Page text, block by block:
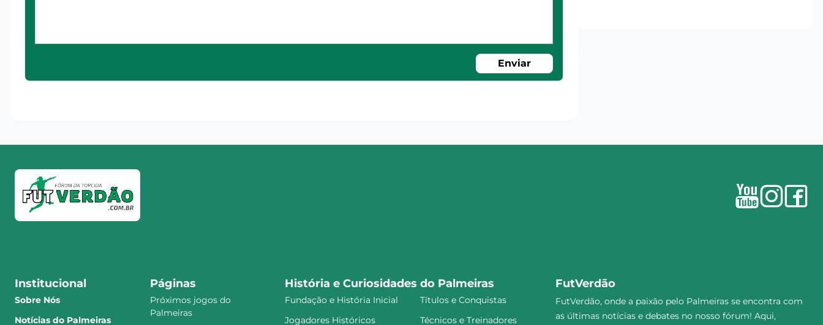
Enviar
Institucional
Sobre Nós
Notícias do Palmeiras
Páginas
Próximos jogos do
Palmeiras
História e Curiosidades do Palmeiras
Fundação e História Inicial
Títulos e Conquistas
Jogadores Históricos
Técnicos e Treinadores
FutVerdão
FutVerdão, onde a paixão pelo Palmeiras se encontra com
as últimas notícias e debates no nosso fórum! Aqui,